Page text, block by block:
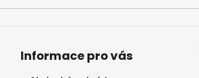
Informace pro vás